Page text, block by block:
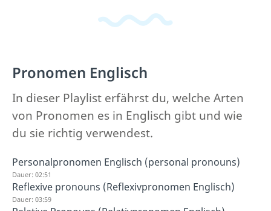
Pronomen Englisch
In dieser Playlist erfährst du, welche Arten
von Pronomen es in Englisch gibt und wie
du sie richtig verwendest.
Personalpronomen Englisch (personal pronouns)
Dauer: 02:51
Reflexive pronouns (Reflexivpronomen Englisch)
Dauer: 03:59